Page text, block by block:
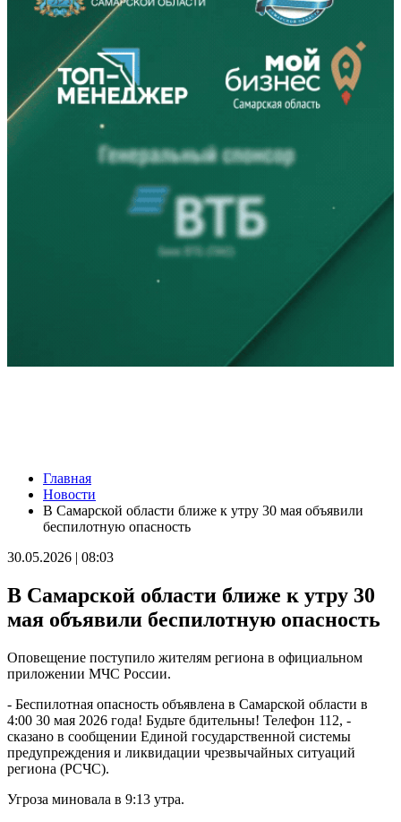
Самарцам покажут фильм о жизни и трагической гибели
Ивана Блока
08.08.2026 | 12:52
Стали известны подробности столкновения катера и лодки в
08.08.2026 | 12:31
регион
08.08.2026 | 12:29
Водитель "Мазды" сбил женщину на улице Подшипниковой в
08.08.2026 | 12:12
Ударила собутыльника: на тольяттинку завели "уголовку"
В Самаре ветераны СВО сыграли в пляжный волейбол с
молодежью
08.08.2026 | 11:20
В Самаре со дна Волги подняли тело утонувшего мужчины
08.08.2026 | 11:15
Днем физкультурника
Главная
Новости
В Самарской области ближе к утру 30 мая объявили
беспилотную опасность
30.05.2026 | 08:03
В Самарской области ближе к утру 30
мая объявили беспилотную опасность
Оповещение поступило жителям региона в официальном
приложении МЧС России.
- Беспилотная опасность объявлена в Самарской области в
4:00 30 мая 2026 года! Будьте бдительны! Телефон 112, -
сказано в сообщении Единой государственной системы
предупреждения и ликвидации чрезвычайных ситуаций
региона (РСЧС).
Угроза миновала в 9:13 утра.